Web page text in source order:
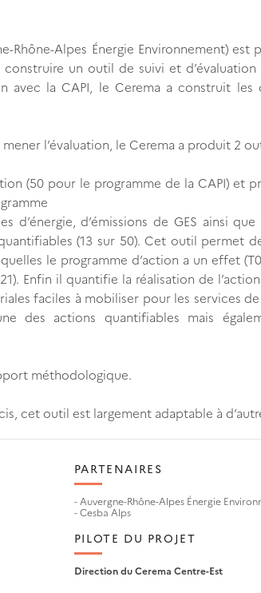
Rhône-Alpes Énergie Environnement)
un outil de suivi et
avec la CAPI, le Cerema a construit
l’évaluation, le Cerema a produit 2
(50 pour le programme de la CAPI) et
d’énergie, d’émissions de GES ainsi
(13 sur 50). Cet outil permet
le programme d’action a un effet
Enfin il quantifie la réalisation de
faciles à mobiliser pour les services
des actions quantifiables mais
méthodologique.
cet outil est largement adaptable à
PARTENAIRES
- Auvergne-Rhône-Alpes Énergie
- Cesba Alps
PILOTE DU PROJET
Direction du Cerema Centre-Est